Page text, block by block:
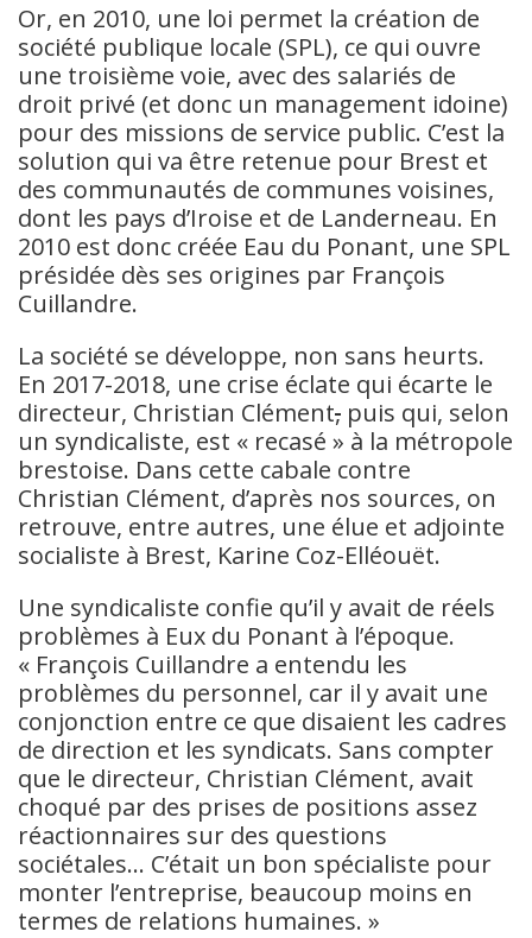
Or, en 2010, une loi permet la création de
société publique locale (SPL), ce qui ouvre
une troisième voie, avec des salariés de
droit privé (et donc un management idoine)
pour des missions de service public. C’est la
solution qui va être retenue pour Brest et
des communautés de communes voisines,
dont les pays d’Iroise et de Landerneau. En
2010 est donc créée Eau du Ponant, une SPL
présidée dès ses origines par François
Cuillandre.
La société se développe, non sans heurts.
En 2017-2018, une crise éclate qui écarte le
directeur, Christian Clément, puis qui, selon
un syndicaliste, est « recasé » à la métropole
brestoise. Dans cette cabale contre
Christian Clément, d’après nos sources, on
retrouve, entre autres, une élue et adjointe
socialiste à Brest, Karine Coz-Elléouët.
Une syndicaliste confie qu’il y avait de réels
problèmes à Eux du Ponant à l’époque.
« François Cuillandre a entendu les
problèmes du personnel, car il y avait une
conjonction entre ce que disaient les cadres
de direction et les syndicats. Sans compter
que le directeur, Christian Clément, avait
choqué par des prises de positions assez
réactionnaires sur des questions
sociétales… C’était un bon spécialiste pour
monter l’entreprise, beaucoup moins en
termes de relations humaines. »